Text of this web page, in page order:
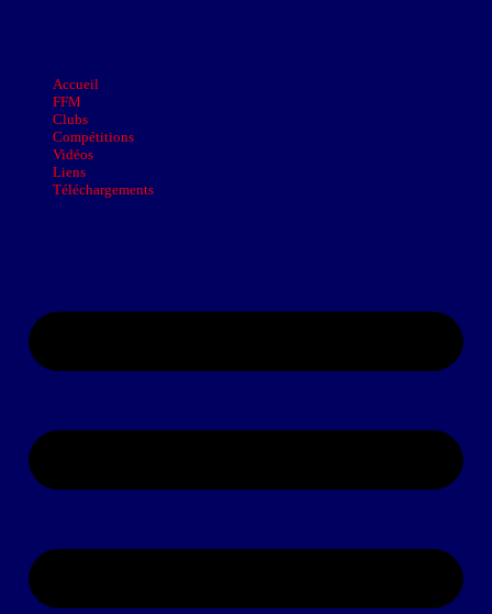
Accueil
FFM
Clubs
Compétitions
Vidéos
Liens
Téléchargements